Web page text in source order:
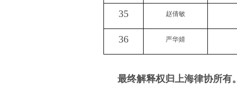
35 赵倩敏
36 严华婧
最终解释权归上海律协所有。